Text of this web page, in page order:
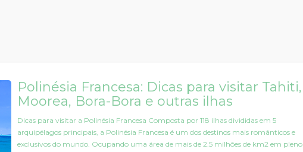
Polinésia Francesa: Dicas para visitar Tahiti,
Moorea, Bora-Bora e outras ilhas
Dicas para visitar a Polinésia Francesa Composta por 118 ilhas divididas em 5
arquipélagos principais, a Polinésia Francesa é um dos destinos mais românticos e
exclusivos do mundo. Ocupando uma área de mais de 2.5 milhões de km2 em pleno